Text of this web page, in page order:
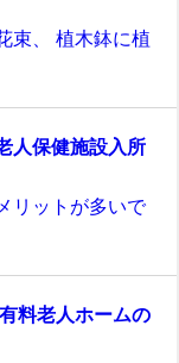
束、 植木鉢に植
人保健施設入所
リットが多いで
料老人ホームの